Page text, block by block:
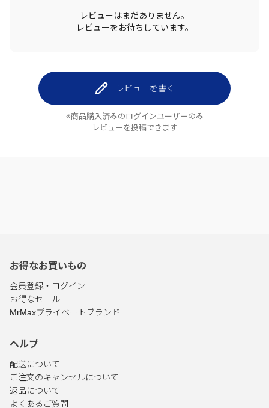
レビューはまだありません。
レビューをお待ちしています。
レビューを書く
※商品購入済みのログインユーザーのみ
レビューを投稿できます
お得なお買いもの
会員登録・ログイン
お得なセール
MrMaxプライベートブランド
ヘルプ
配送について
ご注文のキャンセルについて
返品について
よくあるご質問